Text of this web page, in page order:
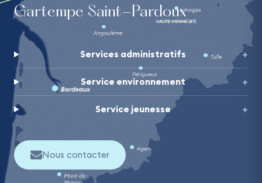
Gartempe Saint-Pardoux
Services administratifs
Service environnement
Service jeunesse
Nous contacter